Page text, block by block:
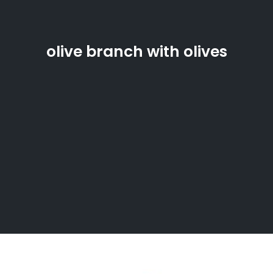
olive branch with olives